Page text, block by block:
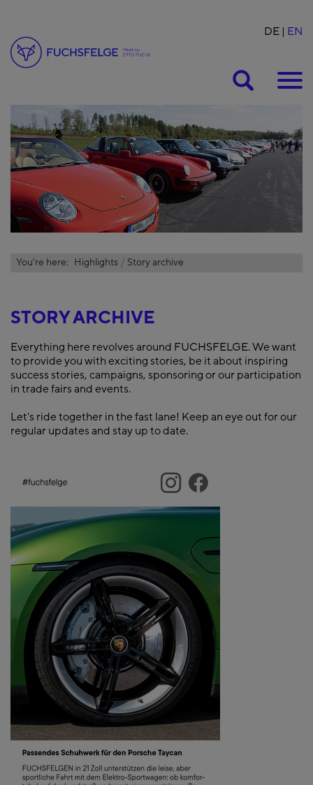
DE EN
You're here: Highlights Story archive
STORY ARCHIVE
Everything here revolves around FUCHSFELGE. We want
to provide you with exciting stories, be it about inspiring
success stories, campaigns, sponsoring or our participation
in trade fairs and events.
Let's ride together in the fast lane! Keep an eye out for our
regular updates and stay up to date.